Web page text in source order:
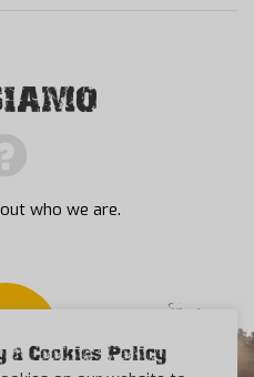
who we are.
& Cookies Policy